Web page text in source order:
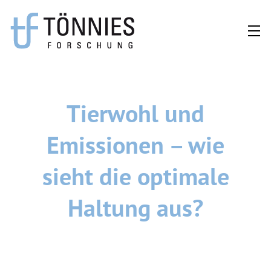
Inhalt
springen
Tierwohl und
Emissionen – wie
sieht die optimale
Haltung aus?